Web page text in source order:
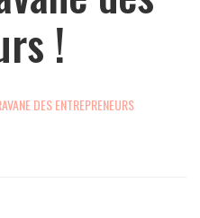
!
DES ENTREPRENEURS